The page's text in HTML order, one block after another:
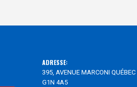
ADRESSE:
395, AVENUE MARCONI QUÉBEC
G1N 4A5